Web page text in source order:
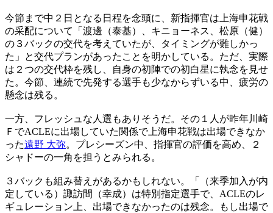
今節まで中２日となる日程を念頭に、新指揮官は上海申花戦
の采配について「渡邊（泰基）、キニョーネス、松原（健）
の３バックの交代を考えていたが、タイミングが難しかっ
た」と交代プランがあったことを明かしている。ただ、実際
は２つの交代枠を残し、自身の初陣での初白星に執念を見せ
た。今節、連続で先発する選手も少なからずいる中、疲労の
懸念は残る。
一方、フレッシュな人選もありそうだ。その１人が昨年川崎
ＦでACLEに出場していた関係で上海申花戦は出場できなか
った遠野 大弥。プレシーズン中、指揮官の評価を高め、２
シャドーの一角を担うとみられる。
３バックも組み替えがあるかもしれない。「（来季加入が内
定している）諏訪間（幸成）は特別指定選手で、ACLEのレ
ギュレーション上、出場できなかったのは残念。もし出場で